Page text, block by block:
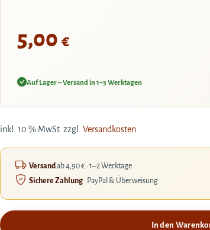
5,00 €
Auf Lager – Versand in 1–3 Werktagen
inkl. 10 % MwSt. zzgl. Versandkosten
Versandab 4,90 € · 1–2 Werktage
Sichere Zahlung· PayPal & Überweisung
In den